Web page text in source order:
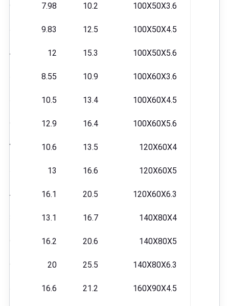
100X50X3.6
10.2
7.98
100X50X4.5
12.5
9.83
100X50X5.6
15.3
12
100X60X3.6
10.9
8.55
100X60X4.5
13.4
10.5
100X60X5.6
16.4
12.9
120X60X4
13.5
10.6
120X60X5
16.6
13
120X60X6.3
20.5
16.1
140X80X4
16.7
13.1
140X80X5
20.6
16.2
140X80X6.3
25.5
20
160X90X4.5
21.2
16.6